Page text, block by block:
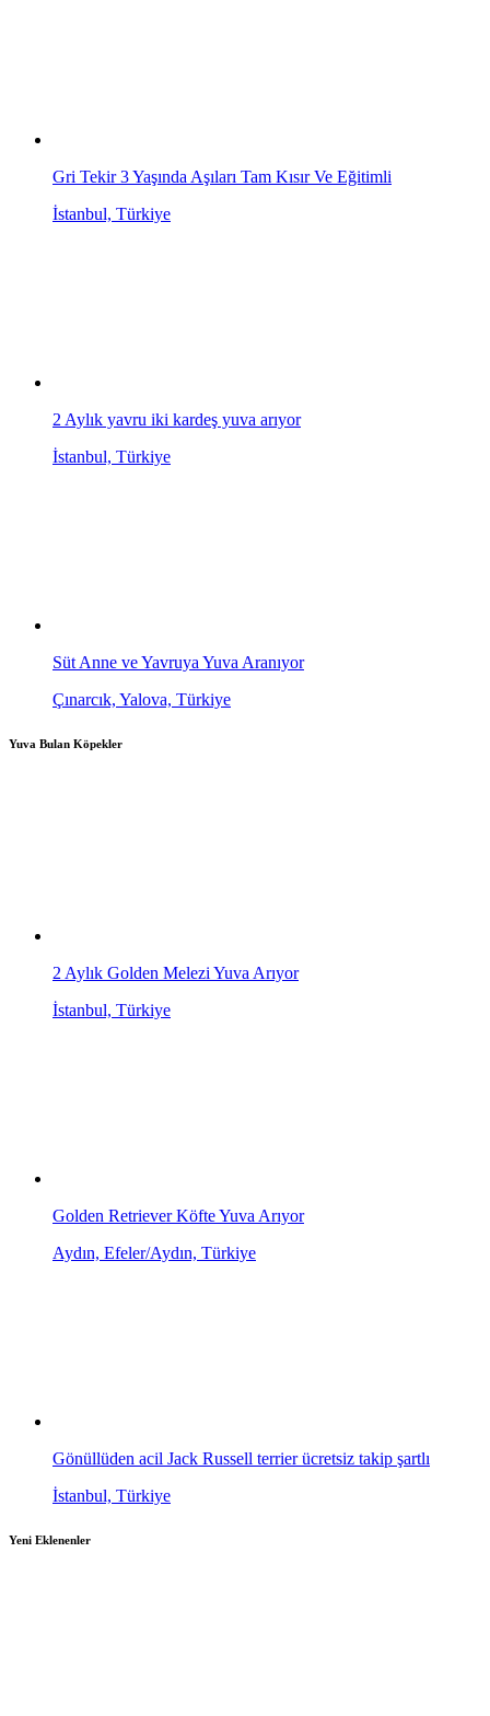
Gri Tekir 3 Yaşında Aşıları Tam Kısır Ve Eğitimli
İstanbul, Türkiye
2 Aylık yavru iki kardeş yuva arıyor
İstanbul, Türkiye
Süt Anne ve Yavruya Yuva Aranıyor
Çınarcık, Yalova, Türkiye
Yuva Bulan Köpekler
2 Aylık Golden Melezi Yuva Arıyor
İstanbul, Türkiye
Golden Retriever Köfte Yuva Arıyor
Aydın, Efeler/Aydın, Türkiye
Gönüllüden acil Jack Russell terrier ücretsiz takip şartlı
İstanbul, Türkiye
Yeni Eklenenler